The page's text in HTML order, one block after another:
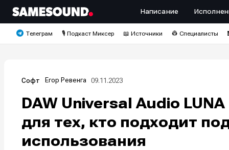
Написание
Телеграм 🎙️ Подкаст Миксер 📖 Источники 👷 Специалисты
Софт Егор Ревенга 09.11.2023
DAW Universal Audio
для тех, кто подходит
использования